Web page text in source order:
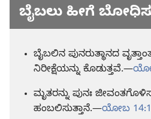
ಬೈಬಲು ಹೀಗೆ
ಬೈಬಲಿನ ಪುನರುತ್ಥಾನದ
ನಿರೀಕ್ಷೆಯನ್ನು ಕೊಡುತ್ತವೆ.—
ಮೃತರನ್ನು ಪುನಃ
ಹಂಬಲಿಸುತ್ತಾನೆ.—ಯೋಬ